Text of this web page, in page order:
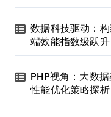
数据科技驱动：
端效能指数级跃升
PHP视角：大数
性能优化策略探析